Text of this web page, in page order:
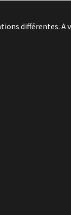
différentes.